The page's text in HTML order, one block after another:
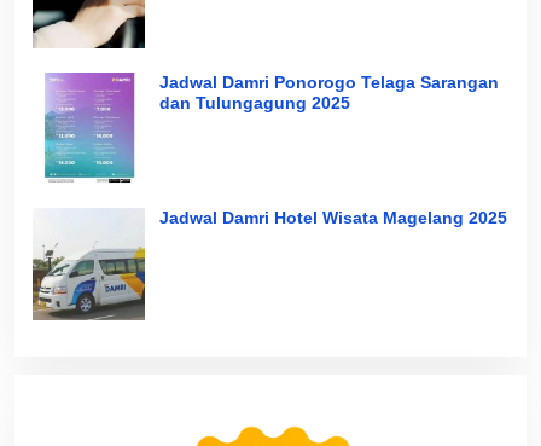
Jadwal Damri Ponorogo Telaga Sarangan
dan Tulungagung 2025
Jadwal Damri Hotel Wisata Magelang 2025